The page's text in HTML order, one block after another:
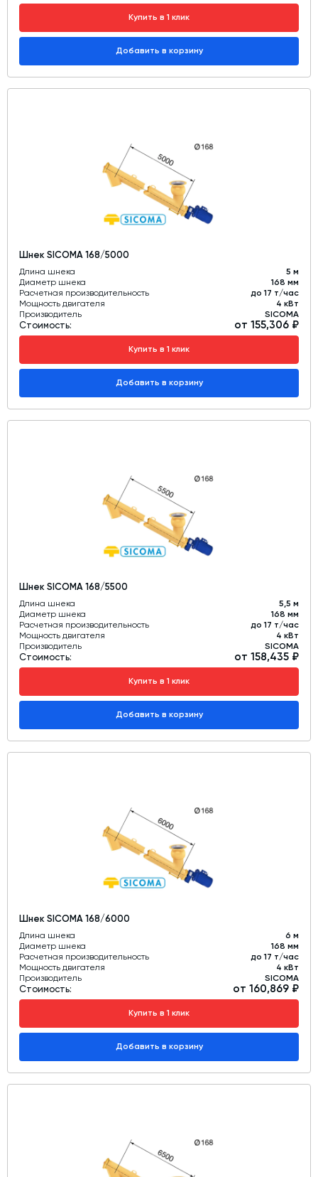
Купить в 1 клик
Добавить в корзину
Шнек SICOMA 168/5000
Длина шнека
5 м
Диаметр шнека
168 мм
Расчетная производительность
до 17 т/час
Мощность двигателя
4 кВт
Производитель
SICOMA
Стоимость: от 155,306 ₽
Купить в 1 клик
Добавить в корзину
Шнек SICOMA 168/5500
Длина шнека
5,5 м
Диаметр шнека
168 мм
Расчетная производительность
до 17 т/час
Мощность двигателя
4 кВт
Производитель
SICOMA
Стоимость: от 158,435 ₽
Купить в 1 клик
Добавить в корзину
Шнек SICOMA 168/6000
Длина шнека
6 м
Диаметр шнека
168 мм
Расчетная производительность
до 17 т/час
Мощность двигателя
4 кВт
Производитель
SICOMA
Стоимость: от 160,869 ₽
Купить в 1 клик
Добавить в корзину